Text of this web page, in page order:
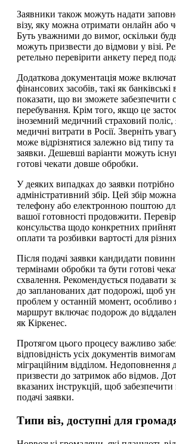
Заявники також можуть надати
візу, яку можна отримати онлайн або
Буть уважними до вимог, оскільки
можуть призвести до відмови у візі.
ретельно перевірити анкету перед
Додаткова документація може
фінансових засобів, такі як
показати, що ви зможете забезпечити
перебування. Крім того, якщо це
іноземний медичний страховий
медичні витрати в Росії. Зверніть
може відрізнятися залежно від типу та
заявки. Дешевші варіанти можуть
готові чекати довше обробки.
У деяких випадках до заявки потрібно
адміністративний збір. Цей збір
телефону або електронною поштою
вашої готовності продовжити.
консульства щодо конкретних
оплати та розбивки вартості для
Після подачі заявки кандидати
термінами обробки та бути готові
схвалення. Рекомендується подавати
до запланованих дат подорожі, щоб
проблем у останній момент,
маршрут включає подорож до
як Кіркенес.
Протягом цього процесу важливо
відповідність усіх документів
міграційним відділом. Недоповнення
призвести до затримок або відмов.
вказаних інструкцій, щоб
подачі заявки.
Типи віз, доступні для